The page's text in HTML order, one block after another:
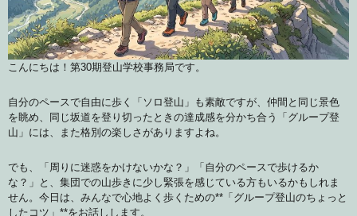
こんにちは！第30期登山学校事務局です。
自分のペースで自由に歩く「ソロ登山」も素敵ですが、仲間と同じ景色
を眺め、同じ坂道を登り切ったときの達成感を分かち合う「グループ登
山」には、また格別の楽しさがありますよね。
でも、「周りに迷惑をかけないかな？」「自分のペースで歩けるか
な？」と、集団での山歩きに少し緊張を感じている方もいるかもしれま
せん。今日は、みんなで心地よく歩くための**「グループ登山のちょっと
したコツ」**をお話しします。